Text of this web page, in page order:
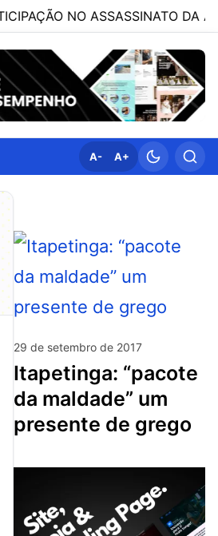
ASSASSINATO DA
A- A+
29 de setembro de 2017
itapetinga: “pacote
da maldade” um
presente de grego